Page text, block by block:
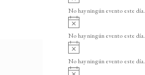
o
v
i
o
No hay ningún evento este día.
v
i
o
No hay ningún evento este día.
A
v
i
No hay ningún evento este día.
A